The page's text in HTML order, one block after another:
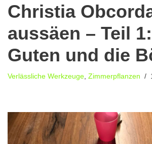
Christia
aussäen – Teil
Guten und die
Verlässliche Werkzeuge Zimmerpflanzen